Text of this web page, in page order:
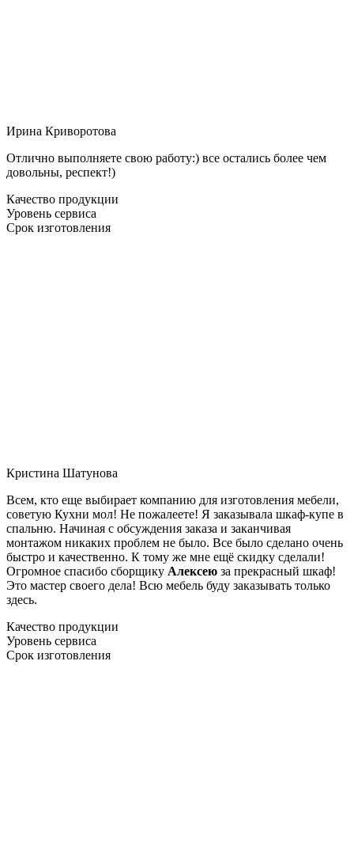
Ирина Криворотова
Отлично выполняете свою работу:) все остались более чем
довольны, респект!)
Качество продукции
Уровень сервиса
Срок изготовления
Кристина Шатунова
Всем, кто еще выбирает компанию для изготовления мебели,
советую Кухни мол! Не пожалеете! Я заказывала шкаф-купе в
спальню. Начиная с обсуждения заказа и заканчивая
монтажом никаких проблем не было. Все было сделано очень
быстро и качественно. К тому же мне ещё скидку сделали!
Огромное спасибо сборщику Алексею за прекрасный шкаф!
Это мастер своего дела! Всю мебель буду заказывать только
здесь.
Качество продукции
Уровень сервиса
Срок изготовления